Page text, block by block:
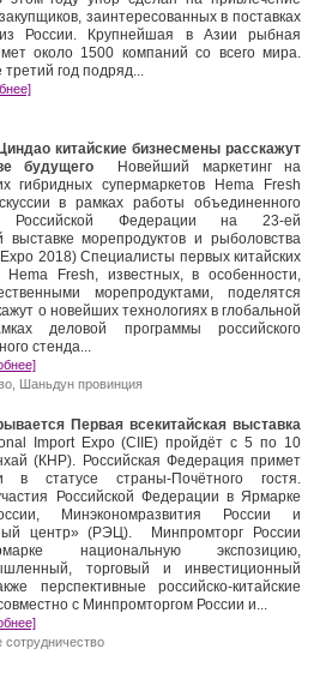
заинтересованных в поставках
России. Крупнейшая в Азии рыбная
около 1500 компаний со всего мира.
третий год подряд...
китайские бизнесмены расскажут
будущегоНовейший маркетинг на
гибридных супермаркетов Hema Fresh
в рамках работы объединенного
Российской Федерации на 23-ей
выставке морепродуктов и рыболовства
2018) Специалисты первых китайских
Hema Fresh, известных, в особенности,
морепродуктами, поделятся
о новейших технологиях в глобальной
деловой программы российского
стенда...
Шаньдун провинция
Первая всекитайская выставка
Import Expo (CIIE) пройдёт с 5 по 10
(КНР). Российская Федерация примет
в статусе страны-Почётного гостя.
Российской Федерации в Ярмарке
Минэкономразвития России и
центр» (РЭЦ). Минпромторг России
национальную экспозицию,
торговый и инвестиционный
перспективные российско-китайские
с Минпромторгом России и...
сотрудничество